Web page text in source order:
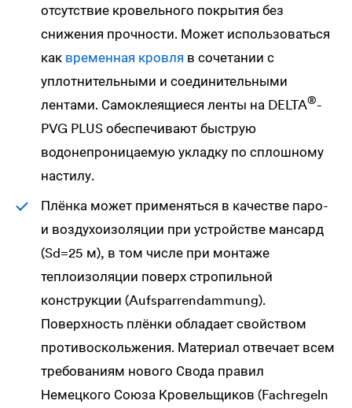
отсутствие кровельного покрытия без
снижения прочности. Может использоваться
как временная кровля в сочетании с
уплотнительными и соединительными
лентами. Самоклеящиеся ленты на DELTA®-
PVG PLUS обеспечивают быструю
водонепроницаемую укладку по сплошному
настилу.
Плёнка может применяться в качестве паро-
и воздухоизоляции при устройстве мансард
(Sd=25 м), в том числе при монтаже
теплоизоляции поверх стропильной
конструкции (Aufsparrendammung).
Поверхность плёнки обладает свойством
противоскольжения. Материал отвечает всем
требованиям нового Свода правил
Немецкого Союза Кровельщиков (Fachregeln